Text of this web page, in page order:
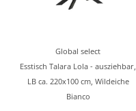
Global select
Esstisch Talara Lola - ausziehbar,
LB ca. 220x100 cm, Wildeiche
Bianco